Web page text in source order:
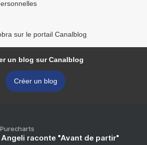
sur le portail Canalblog
un blog sur Canalblog
Créer un blog
Angeli raconte "Avant de partir"